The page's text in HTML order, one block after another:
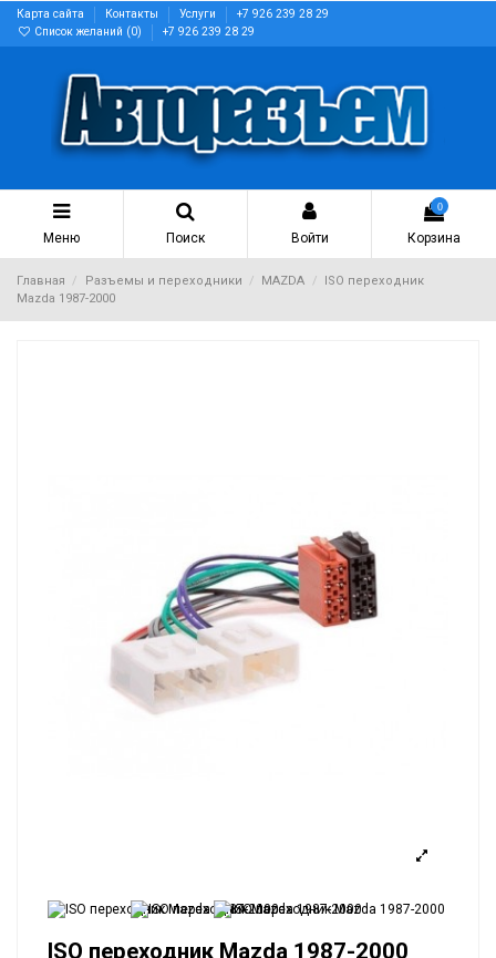
Карта сайта Контакты Услуги
+7 926 239 28 29
Список желаний (0) +7 926 239 28 29
Меню Поиск Войти
0
Корзина
Главная Разъемы и переходники MAZDA
ISO переходник
Mazda 1987-2000
ISO переходник Mazda 1987-2000